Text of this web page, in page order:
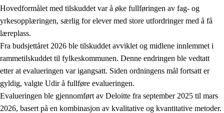
Hovedformålet med tilskuddet var å øke fullføringen av fag- og
yrkesopplæringen, særlig for elever med store utfordringer med å få
læreplass.
Fra budsjettåret 2026 ble tilskuddet avviklet og midlene innlemmet i
rammetilskuddet til fylkeskommunen. Denne endringen ble vedtatt
etter at evalueringen var igangsatt. Siden ordningens mål fortsatt er
gyldig, valgte Udir å fullføre evalueringen.
Evalueringen ble gjennomført av Deloitte fra september 2025 til mars
2026, basert på en kombinasjon av kvalitative og kvantitative metoder.